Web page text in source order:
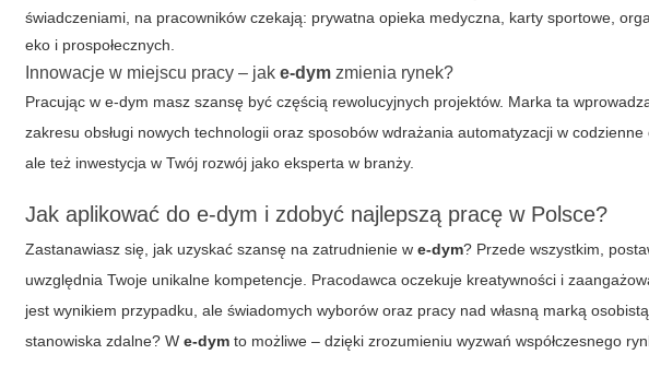
świadczeniami, na pracowników czekają: prywatna opieka medyczna, karty sportowe,
eko i prospołecznych.
Innowacje w miejscu pracy – jake-dym zmienia rynek?
Pracując we-dym masz szansę być częścią rewolucyjnych projektów. Marka ta
zakresu obsługi nowych technologii oraz sposobów wdrażania automatyzacji w
ale też inwestycja w Twój rozwój jako eksperta w branży.
Jak aplikować do e-dym i zdobyć najlepszą pracę w Polsce?
Zastanawiasz się, jak uzyskać szansę na zatrudnienie we-dym? Przede wszystkim,
uwzględnia Twoje unikalne kompetencje. Pracodawca oczekuje kreatywności i
jest wynikiem przypadku, ale świadomych wyborów oraz pracy nad własną marką
stanowiska zdalne? We-dym to możliwe – dzięki zrozumieniu wyzwań współczesnego